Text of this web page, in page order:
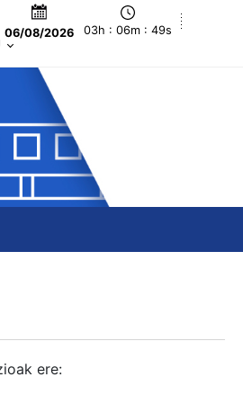
06/08/2026 03h : 06m : 50s
ere: